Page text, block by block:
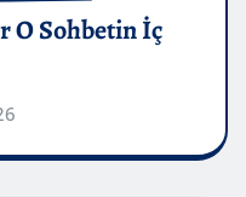
O Sohbetin İç